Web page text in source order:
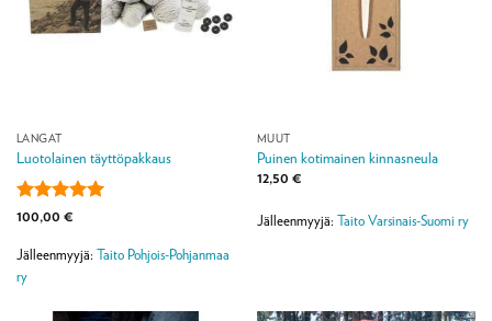
LANGAT
Luotolainen täyttöpakkaus
Arvostelu
/ 5
100,00 €
Jälleenmyyjä: Taito Pohjois-Pohjanmaa
ry
MUUT
Puinen kotimainen kinnasneula
12,50 €
Jälleenmyyjä: Taito Varsinais-Suomi ry